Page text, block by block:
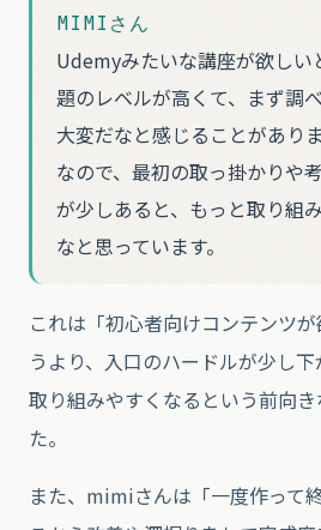
MIMIさん
Udemyみたいな講座が欲しい
題のレベルが高くて、まず調
大変だなと感じることがありま
なので、最初の取っ掛かりや
が少しあると、もっと取り組
なと思っています。
これは「初心者向けコンテンツ
うより、入口のハードルが少し
取り組みやすくなるという前向
た。
また、mimiさんは「一度作って